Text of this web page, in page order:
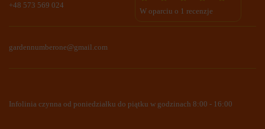
+48 573 569 024
W oparciu o 1 recenzje
gardennumberone@gmail.com
Infolinia czynna od poniedziałku do piątku w godzinach 8:00 - 16:00